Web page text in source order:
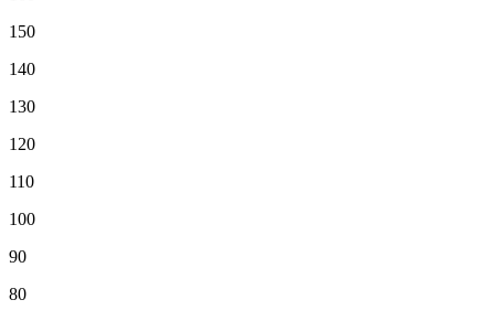
150
140
130
120
110
100
90
80